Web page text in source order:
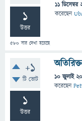
1
উত্তর
580 বার দেখা হয়েছে
11 ডিসেম্বর
করেছেন
+1
টি ভোট
1
উত্তর
10 জুলাই
করেছেন